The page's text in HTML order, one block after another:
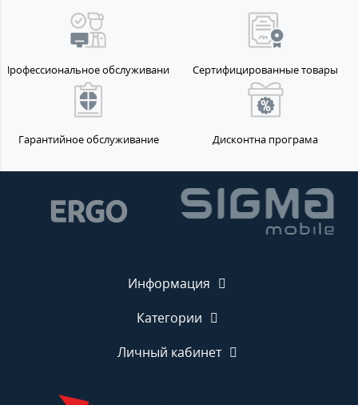
Профессиональное обслуживание Сертифицированные товары
Гарантийное обслуживание Дисконтна програма
Информация
Категории
Личный кабинет